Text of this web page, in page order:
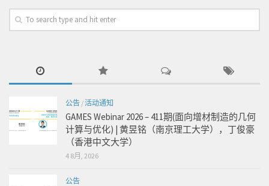
公告 /活动通知
GAMES Webinar 2026 – 411期(面向增材制造的几何
计算与优化) | 黄昱铭（南京理工大学），丁俊豪
（香港中文大学）
4 8月, 2026
公告